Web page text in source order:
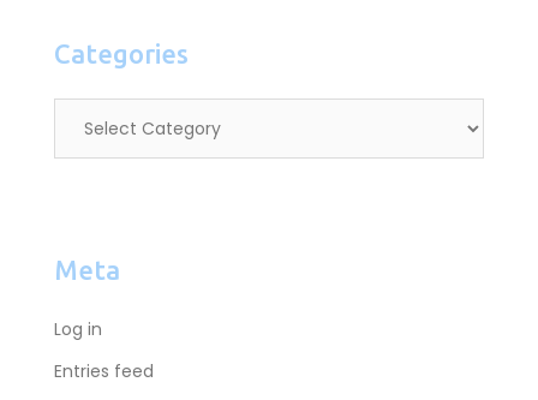
Categories
Meta
Log in
Entries feed